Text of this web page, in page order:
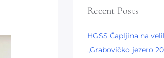
c
f
o
Recent Posts
HGSS Čapljina na
„Grabovičko jezero